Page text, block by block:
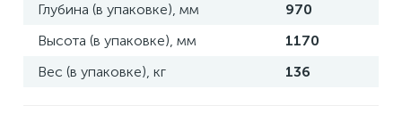
Глубина (в упаковке), мм
970
Высота (в упаковке), мм
1170
Вес (в упаковке), кг
136